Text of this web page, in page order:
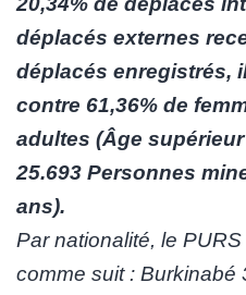
déplacés externes
déplacés enregistrés,
contre 61,36% de
adultes (Âge
25.693 Personnes
ans).
Par nationalité, le
comme suit : Burkinabé